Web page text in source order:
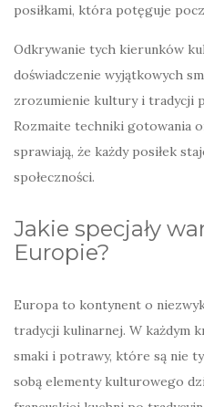
posiłkami, która potęguje
Odkrywanie tych kierunków
doświadczenie wyjątkowych
zrozumienie kultury i tradycji
Rozmaite techniki gotowania
sprawiają, że każdy posiłek
społeczności.
Jakie specjały
Europie?
Europa to kontynent o
tradycji kulinarnej. W każdym
smaki i potrawy, które są nie
sobą elementy kulturowego